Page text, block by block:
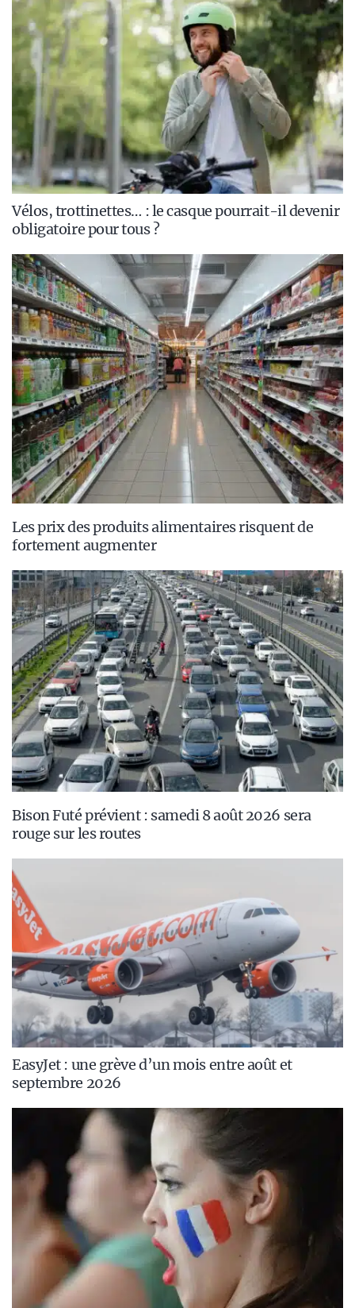
Vélos, trottinettes… : le casque pourrait-il devenir
obligatoire pour tous ?
Les prix des produits alimentaires risquent de
fortement augmenter
Bison Futé prévient : samedi 8 août 2026 sera
rouge sur les routes
EasyJet : une grève d’un mois entre août et
septembre 2026